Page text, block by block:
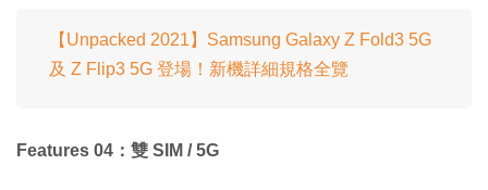
【Unpacked 2021】Samsung Galaxy Z Fold3 5G
及 Z Flip3 5G 登場！新機詳細規格全覽
Features 04：雙 SIM / 5G